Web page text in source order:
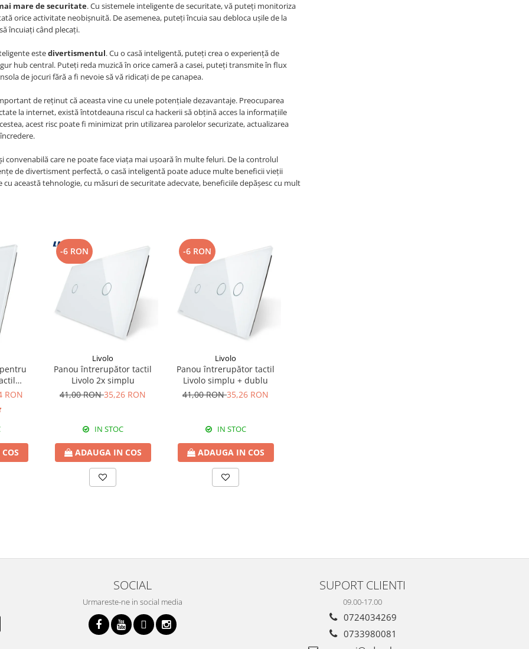
mare de securitate. Cu sistemele inteligente de securitate, vă puteți monitoriza
orice activitate neobișnuită. De asemenea, puteți încuia sau debloca ușile de la
încuiați când plecați.
estedivertismentul. Cu o casă inteligentă, puteți crea o experiență de
hub central. Puteți reda muzică în orice cameră a casei, puteți transmite în flux
de jocuri fără a fi nevoie să vă ridicați de pe canapea.
de reținut că aceasta vine cu unele potențiale dezavantaje. Preocuparea
la internet, există întotdeauna riscul ca hackerii să obțină acces la informațiile
acest risc poate fi minimizat prin utilizarea parolelor securizate, actualizarea
care ne poate face viața mai ușoară în multe feluri. De la controlul
de divertisment perfectă, o casă inteligentă poate aduce multe beneficii vieții
această tehnologie, cu măsuri de securitate adecvate, beneficiile depășesc cu mult
RON
-6 RON
Livolo
Panou întrerupător tactil
Livolo 2x simplu
41,00 RON35,26 RON
IN STOC
ADAUGA IN COS
-6 RON
Livolo
Panou întrerupător tactil
Livolo simplu + dublu
41,00 RON35,26 RON
IN STOC
ADAUGA IN COS
SOCIAL
Urmareste-ne in social media
SUPORT CLIENTI
09.00-17.00
0724034269
0733980081